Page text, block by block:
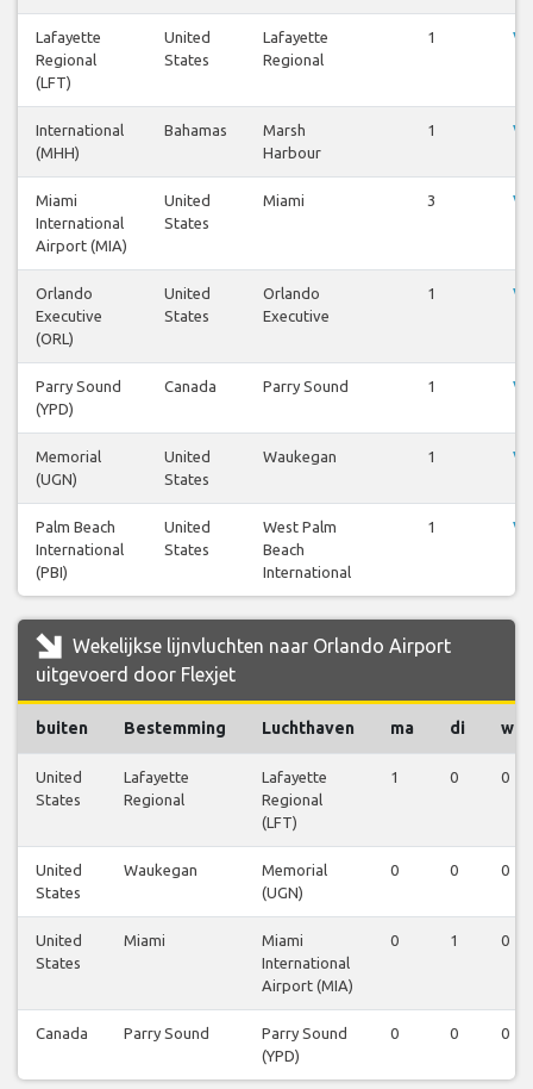
Lafayette
Regional
(LFT)
United
States
Lafayette
Regional
1
International
(MHH)
Bahamas
Marsh
Harbour
1
Miami
International
Airport (MIA)
United
States
Miami 3
Orlando
Executive
(ORL)
United
States
Orlando
Executive
1
Parry Sound
(YPD)
Canada Parry Sound 1
Memorial
(UGN)
United
States
Waukegan 1
Palm Beach
International
(PBI)
United
States
West Palm
Beach
International
1
Wekelijkse lijnvluchten naar Orlando Airport
uitgevoerd door Flexjet
buiten Bestemming Luchthaven ma di wo
United
States
Lafayette
Regional
Lafayette
Regional
(LFT)
1 0 0
United
States
Waukegan
Memorial
(UGN)
0 0 0
United
States
Miami
Miami
International
Airport (MIA)
0 1 0
Canada Parry Sound
Parry Sound
(YPD)
0 0 0